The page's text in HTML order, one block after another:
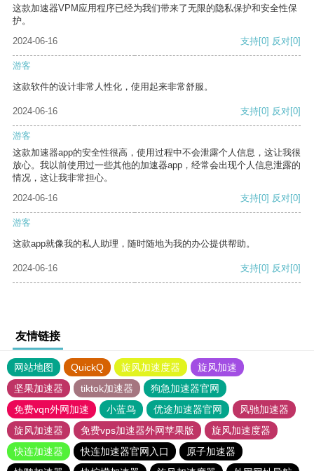
这款加速器VPM应用程序已经为我们带来了无限的隐私保护和安全性保
护。
2024-06-16
支持[0] 反对[0]
游客
这款软件的设计非常人性化，使用起来非常舒服。
2024-06-16 支持[0] 反对[0]
游客
这款加速器app的安全性很高，使用过程中不会泄露个人信息，这让我很
放心。我以前使用过一些其他的加速器app，经常会出现个人信息泄露的
情况，这让我非常担心。
2024-06-16
支持[0] 反对[0]
游客
这款app就像我的私人助理，随时随地为我的办公提供帮助。
2024-06-16 支持[0] 反对[0]
友情链接
网站地图 QuickQ 旋风加速度器
旋风加速
坚果加速器
tiktok加速器
狗急加速器官网
免费vqn外网加速
小蓝鸟 优途加速器官网
风驰加速器
旋风加速器
免费vps加速器外网苹果版
旋风加速度器
快连加速器
快连加速器官网入口
原子加速器